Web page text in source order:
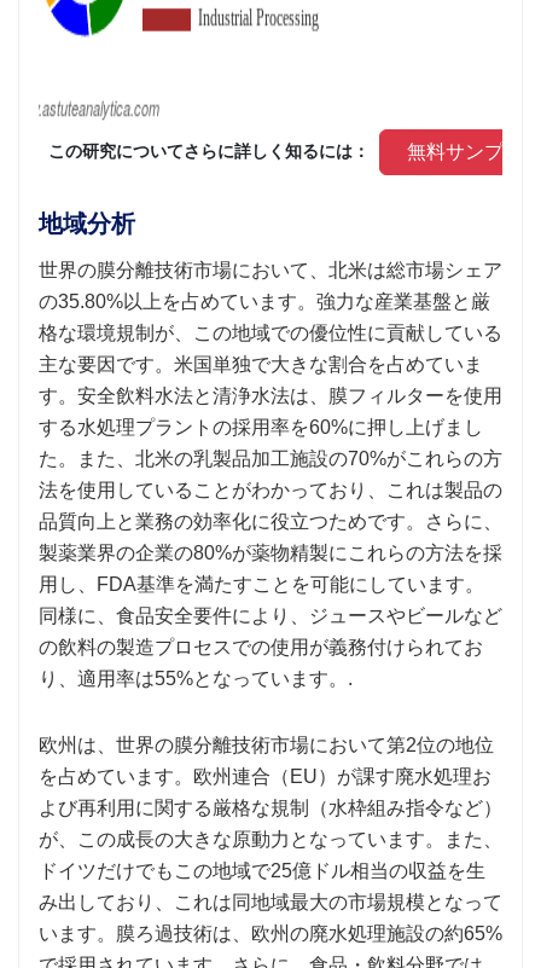
この研究についてさらに詳しく知るには： 無料サンプル
地域分析
世界の膜分離技術市場において、北米は総市場シェア
の35.80%以上を占めています。強力な産業基盤と厳
格な環境規制が、この地域での優位性に貢献している
主な要因です。米国単独で大きな割合を占めていま
す。安全飲料水法と清浄水法は、膜フィルターを使用
する水処理プラントの採用率を60%に押し上げまし
た。また、北米の乳製品加工施設の70%がこれらの方
法を使用していることがわかっており、これは製品の
品​​質向上と業務の効率化に役立つためです。さらに、
製薬業界の企業の80%が薬物精製にこれらの方法を採
用し、FDA基準を満たすことを可能にしています。
同様に、食品安全要件により、ジュースやビールなど
の飲料の製造プロセスでの使用が義務付けられてお
り、適用率は55%となっています。.
欧州は、世界の膜分離技術市場において第2位の地位
を占めています。欧州連合（EU）が課す廃水処理お
よび再利用に関する厳格な規制（水枠組み指令など）
が、この成長の大きな原動力となっています。また、
ドイツだけでもこの地域で25億ドル相当の収益を生
み出しており、これは同地域最大の市場規模となって
います。膜ろ過技術は、欧州の廃水処理施設の約65%